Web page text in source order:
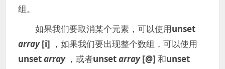
组。
如果我们要取消某个元素，可以使用unset
array[i] ，如果我们要出现整个数组，可以使用
unsetarray ，或者unsetarray[@] 和unset